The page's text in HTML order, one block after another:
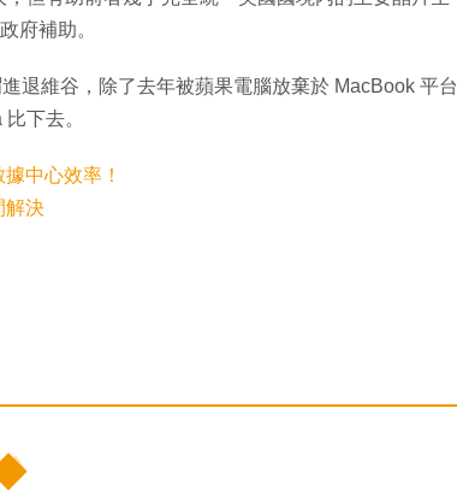
府補助。
退維谷，除了去年被蘋果電腦放棄於 MacBook 平台
下去。
中心效率！
解決